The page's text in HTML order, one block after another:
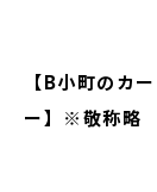
【B小町のカ
ー】※敬称略